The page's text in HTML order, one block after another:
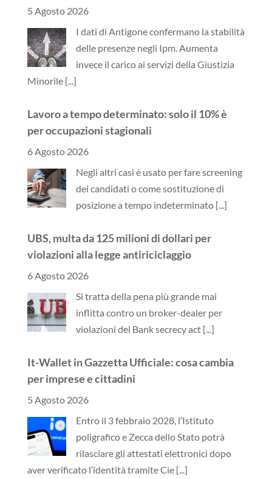
5 Agosto 2026
I dati di Antigone confermano la stabilità
delle presenze negli Ipm. Aumenta
invece il carico ai servizi della Giustizia
Minorile [...]
Lavoro a tempo determinato: solo il 10% è
per occupazioni stagionali
6 Agosto 2026
Negli altri casi è usato per fare screening
dei candidati o come sostituzione di
posizione a tempo indeterminato [...]
UBS, multa da 125 milioni di dollari per
violazioni alla legge antiriciclaggio
6 Agosto 2026
Si tratta della pena più grande mai
inflitta contro un broker-dealer per
violazioni del Bank secrecy act [...]
It-Wallet in Gazzetta Ufficiale: cosa cambia
per imprese e cittadini
5 Agosto 2026
Entro il 3 febbraio 2028, l’Istituto
poligrafico e Zecca dello Stato potrà
rilasciare gli attestati elettronici dopo
aver verificato l’identità tramite Cie [...]